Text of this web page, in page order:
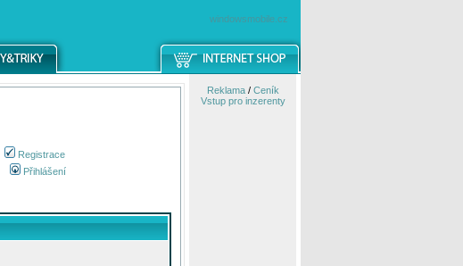
windowsmobile.cz
Registrace
Přihlášení
Reklama/ Ceník
Vstup pro inzerenty